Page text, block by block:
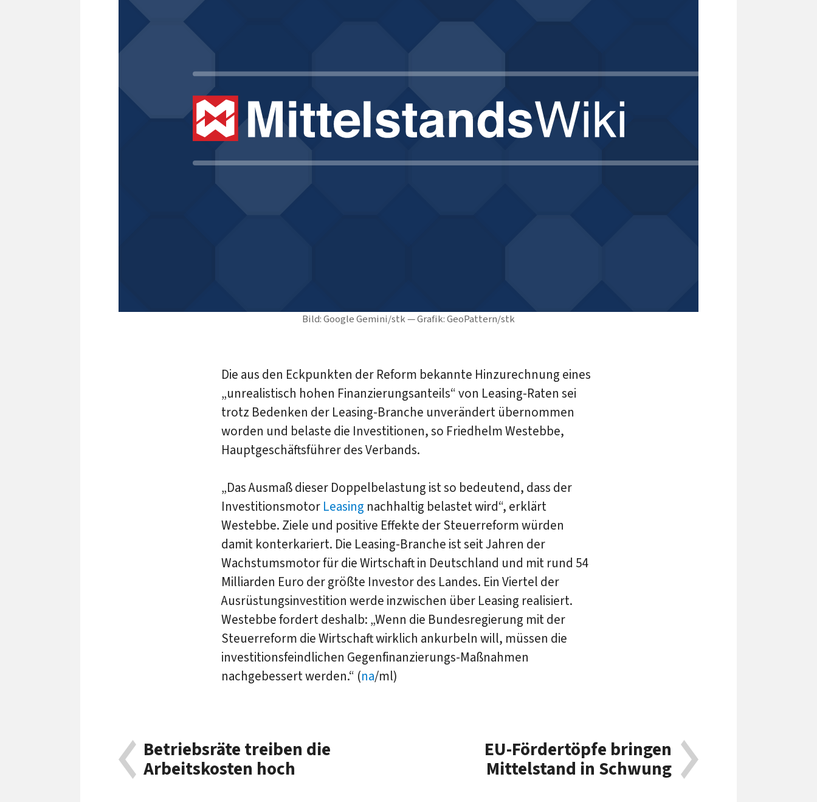
Bild: Google Gemini/stk — Grafik: GeoPattern/stk
Die aus den Eckpunkten der Reform bekannte Hinzurechnung eines
„unrealistisch hohen Finanzierungsanteils“ von Leasing-Raten sei
trotz Bedenken der Leasing-Branche unverändert übernommen
worden und belaste die Investitionen, so Friedhelm Westebbe,
Hauptgeschäftsführer des Verbands.
„Das Ausmaß dieser Doppelbelastung ist so bedeutend, dass der
Investitionsmotor Leasing nachhaltig belastet wird“, erklärt
Westebbe. Ziele und positive Effekte der Steuerreform würden
damit konterkariert. Die Leasing-Branche ist seit Jahren der
Wachstumsmotor für die Wirtschaft in Deutschland und mit rund 54
Milliarden Euro der größte Investor des Landes. Ein Viertel der
Ausrüstungsinvestition werde inzwischen über Leasing realisiert.
Westebbe fordert deshalb: „Wenn die Bundesregierung mit der
Steuerreform die Wirtschaft wirklich ankurbeln will, müssen die
investitionsfeindlichen Gegenfinanzierungs-Maßnahmen
nachgebessert werden.“ (na/ml)
Betriebsräte treiben die
Arbeitskosten hoch
EU-Fördertöpfe bringen
Mittelstand in Schwung